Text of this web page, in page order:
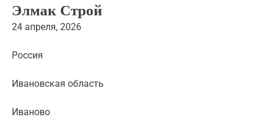
Элмак Строй
24 апреля, 2026
Россия
Ивановская область
Иваново